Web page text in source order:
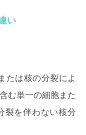
い
たは核の分裂によ
む単一の細胞また
裂を伴わない核分